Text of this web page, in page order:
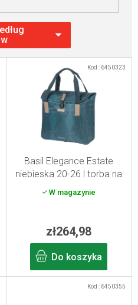
Basil Elegance Estate
niebieska 20-26 l torba na
W magazynie
zł264,98
Do koszyka
Kod : 6450323
Kod : 6450355